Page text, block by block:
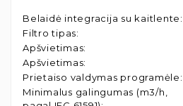
Belaidė integracija su kaitlente:
Filtro tipas:
Apšvietimas:
Apšvietimas:
Prietaiso valdymas programėle:
Minimalus galingumas (m3/h,